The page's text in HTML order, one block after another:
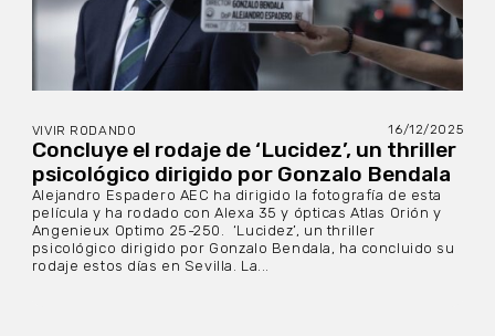
VIVIR RODANDO 16/12/2025
Concluye el rodaje de ‘Lucidez’, un thriller
psicológico dirigido por Gonzalo Bendala
Alejandro Espadero AEC ha dirigido la fotografía de esta
película y ha rodado con Alexa 35 y ópticas Atlas Orión y
Angenieux Optimo 25-250. ‘Lucidez’, un thriller
psicológico dirigido por Gonzalo Bendala, ha concluido su
rodaje estos días en Sevilla. La...